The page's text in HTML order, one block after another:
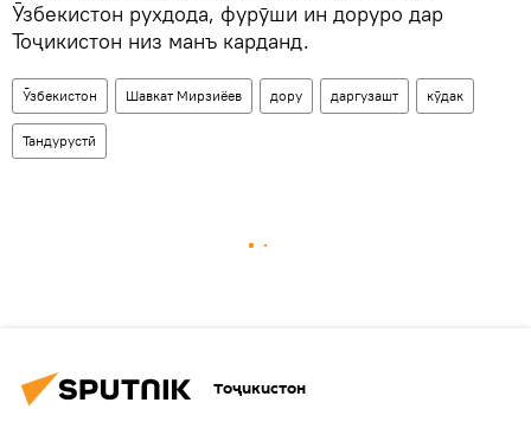
Ӯзбекистон рухдода, фурӯши ин доруро дар
Тоҷикистон низ манъ карданд.
Ӯзбекистон Шавкат Мирзиёев дору даргузашт кӯдак
Тандурустӣ
Тоҷикистон